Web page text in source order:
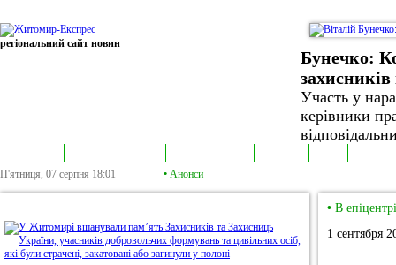
регіональний сайт новин
Бунечко:
захисників
Участь у
керівники
П'ятниця, 07 серпня 18:01 • Анонси
• В епіцентрі
1 сентября